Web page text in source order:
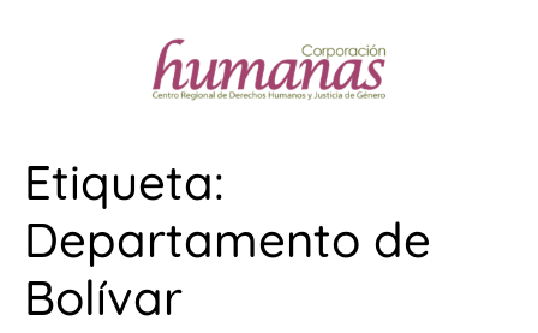
Etiqueta:
Departamento de
Bolívar